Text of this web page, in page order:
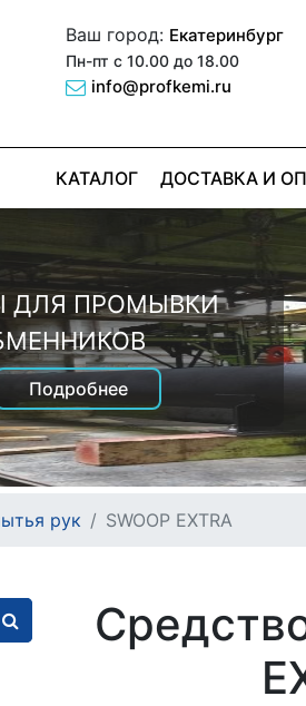
Ваш город: Екатеринбург
Пн-пт с 10.00 до 18.00
info@profkemi.ru
КАТАЛОГ ДОСТАВКА И
ДЛЯ ПРОМЫВКИ
Подробнее
RED
Подробнее
рук SWOOP EXTRA